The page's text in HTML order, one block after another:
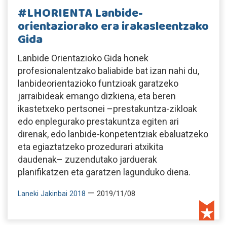
#LHORIENTA Lanbide-
orientaziorako era irakasleentzako
Gida
Lanbide Orientazioko Gida honek
profesionalentzako baliabide bat izan nahi du,
lanbideorientazioko funtzioak garatzeko
jarraibideak emango dizkiena, eta beren
ikastetxeko pertsonei –prestakuntza-zikloak
edo enplegurako prestakuntza egiten ari
direnak, edo lanbide-konpetentziak ebaluatzeko
eta egiaztatzeko prozedurari atxikita
daudenak– zuzendutako jarduerak
planifikatzen eta garatzen lagunduko diena.
Laneki Jakinbai 2018 — 2019/11/08